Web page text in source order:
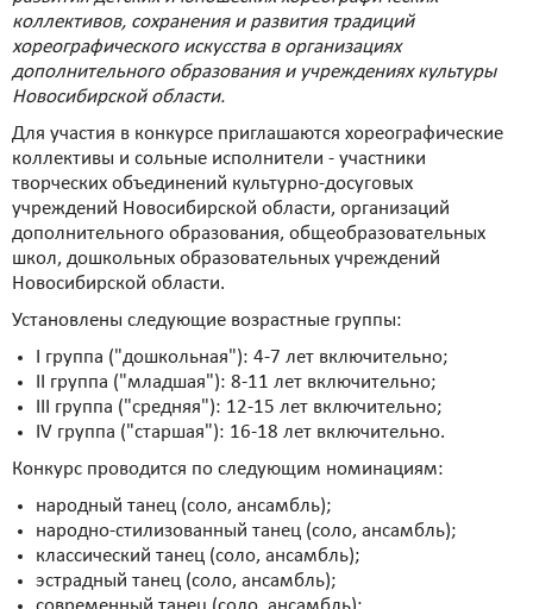
коллективов, сохранения и развития традиций
хореографического искусства в организациях
дополнительного образования и учреждениях культуры
Новосибирской области.
Для участия в конкурсе приглашаются хореографические
коллективы и сольные исполнители - участники
творческих объединений культурно-досуговых
учреждений Новосибирской области, организаций
дополнительного образования, общеобразовательных
школ, дошкольных образовательных учреждений
Новосибирской области.
Установлены следующие возрастные группы:
I группа ("дошкольная"): 4-7 лет включительно;
II группа ("младшая"): 8-11 лет включительно;
III группа ("средняя"): 12-15 лет включительно;
IV группа ("старшая"): 16-18 лет включительно.
Конкурс проводится по следующим номинациям:
народный танец (соло, ансамбль);
народно-стилизованный танец (соло, ансамбль);
классический танец (соло, ансамбль);
эстрадный танец (соло, ансамбль);